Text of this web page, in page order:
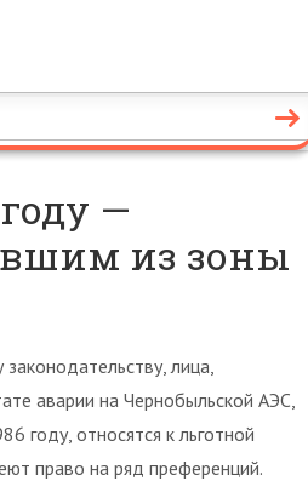
—
из зоны
лица,
аварии на Чернобыльской АЭС,
году, относятся к льготной
право на ряд преференций.